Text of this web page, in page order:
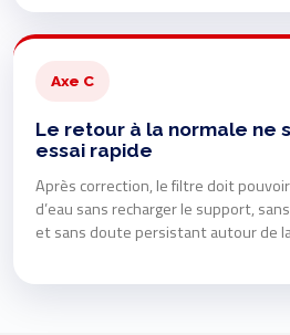
Axe C
Le retour à la normale ne
essai rapide
Après correction, le filtre doit
d’eau sans recharger le support,
et sans doute persistant autour de